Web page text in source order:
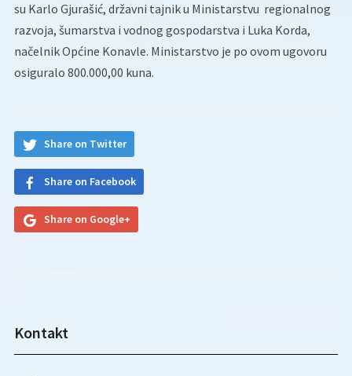
su Karlo Gjurašić, državni tajnik u Ministarstvu regionalnog
razvoja, šumarstva i vodnog gospodarstva i Luka Korda,
načelnik Općine Konavle. Ministarstvo je po ovom ugovoru
osiguralo 800.000,00 kuna.
Share on Twitter
Share on Facebook
Share on Google+
Kontakt